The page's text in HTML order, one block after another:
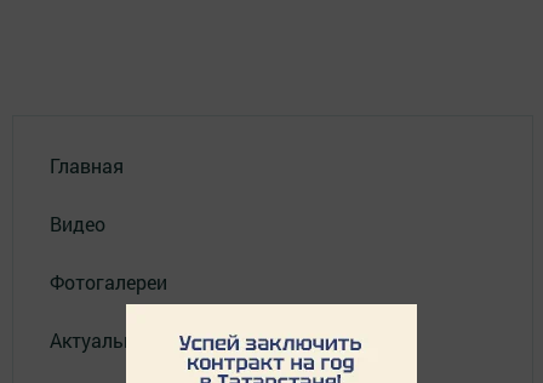
Главная
Видео
Фотогалереи
Актуальное видео